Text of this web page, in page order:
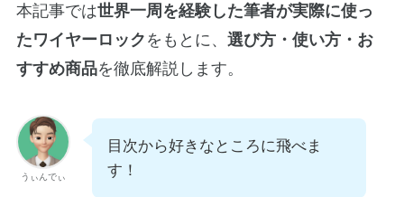
本記事では世界一周を経験した筆者が実際に使っ
たワイヤーロック をもとに、 選び方・使い方・お
すすめ商品を徹底解説します。
うぃんでぃ
目次から好きなところに飛べま
す！